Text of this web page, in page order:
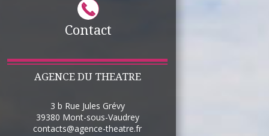
Contact
AGENCE DU THEATRE
3 b Rue Jules Grévy
39380 Mont-sous-Vaudrey
contacts@agence-theatre.fr